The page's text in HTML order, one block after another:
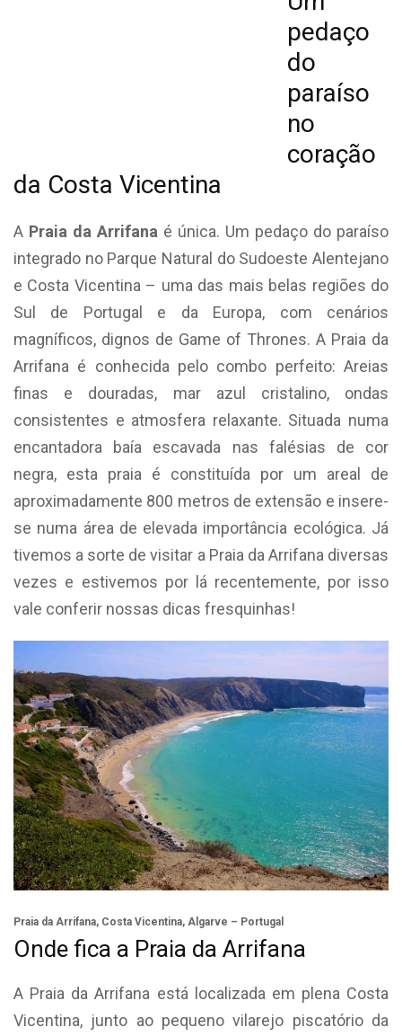
pedaço
do
paraíso
no
coração
da Costa Vicentina
A Praia da Arrifana é única. Um pedaço do paraíso
integrado no Parque Natural do Sudoeste Alentejano
e Costa Vicentina – uma das mais belas regiões do
Sul de Portugal e da Europa, com cenários
magníficos, dignos de Game of Thrones. A Praia da
Arrifana é conhecida pelo combo perfeito: Areias
finas e douradas, mar azul cristalino, ondas
consistentes e atmosfera relaxante. Situada numa
encantadora baía escavada nas falésias de cor
negra, esta praia é constituída por um areal de
aproximadamente 800 metros de extensão e insere-
se numa área de elevada importância ecológica. Já
tivemos a sorte de visitar a Praia da Arrifana diversas
vezes e estivemos por lá recentemente, por isso
vale conferir nossas dicas fresquinhas!
Praia da Arrifana, Costa Vicentina, Algarve – Portugal
Onde fica a Praia da Arrifana
A Praia da Arrifana está localizada em plena Costa
Vicentina, junto ao pequeno vilarejo piscatório da